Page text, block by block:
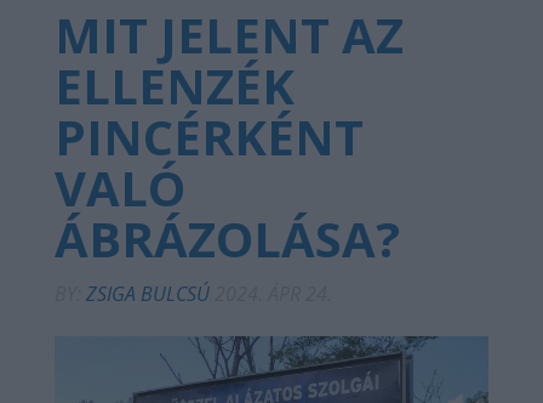
MIT JELENT AZ
ELLENZÉK
PINCÉRKÉNT
VALÓ
ÁBRÁZOLÁSA?
ZSIGA BULCSÚ